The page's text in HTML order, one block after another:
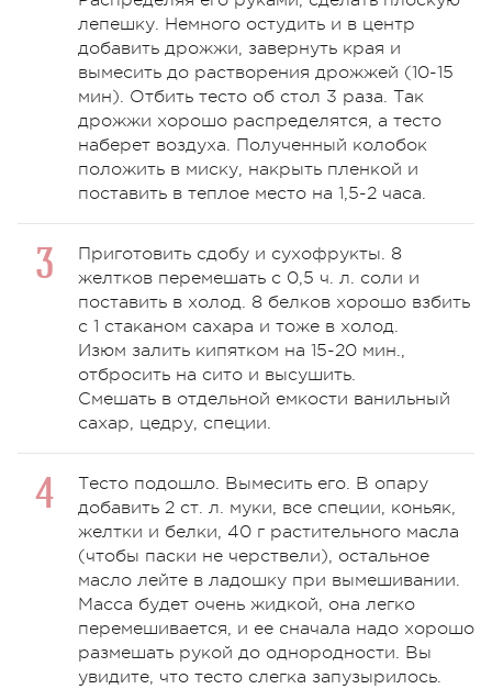
лепешку. Немного остудить и в центр
добавить дрожжи, завернуть края и
вымесить до растворения дрожжей (10-15
мин). Отбить тесто об стол 3 раза. Так
дрожжи хорошо распределятся, а тесто
наберет воздуха. Полученный колобок
положить в миску, накрыть пленкой и
поставить в теплое место на 1,5-2 часа.
Приготовить сдобу и сухофрукты. 8
желтков перемешать с 0,5 ч. л. соли и
поставить в холод. 8 белков хорошо взбить
с 1 стаканом сахара и тоже в холод.
Изюм залить кипятком на 15-20 мин.,
отбросить на сито и высушить.
Смешать в отдельной емкости ванильный
сахар, цедру, специи.
Тесто подошло. Вымесить его. В опару
добавить 2 ст. л. муки, все специи, коньяк,
желтки и белки, 40 г растительного масла
(чтобы паски не черствели), остальное
масло лейте в ладошку при вымешивании.
Масса будет очень жидкой, она легко
перемешивается, и ее сначала надо хорошо
размешать рукой до однородности. Вы
увидите, что тесто слегка запузырилось.